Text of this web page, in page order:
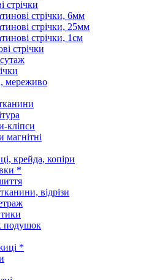
стрічки
стрічки, 6мм
стрічки, 25мм
стрічки, 1см
стрічки
мереживо
кліпси
магнітні
крейда, копіри
*
відрізи
подушок
*